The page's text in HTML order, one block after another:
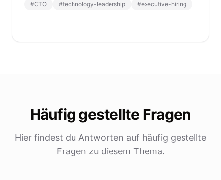
Unternehmens auswählst.
#CTO #technology-leadership #executive-hiring
Häufig gestellte Fragen
Hier findest du Antworten auf häufig gestellte
Fragen zu diesem Thema.